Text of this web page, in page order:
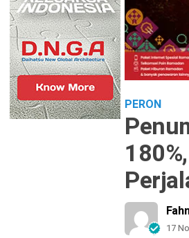
PERON
17